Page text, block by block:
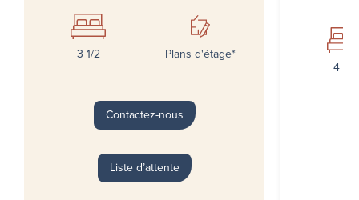
3 1/2 Plans d'étage*
Contactez-nous
Liste d’attente
4 1/2